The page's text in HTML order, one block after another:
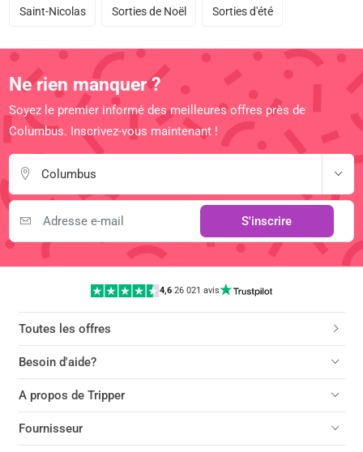
Saint-Nicolas Sorties de Noël Sorties d'été
Ne rien manquer ?
Soyez le premier informé des meilleures offres près de
Columbus. Inscrivez-vous maintenant !
Columbus
S'inscrire
4,6|26 021 avis
Toutes les offres
Besoin d'aide?
A propos de Tripper
Fournisseur